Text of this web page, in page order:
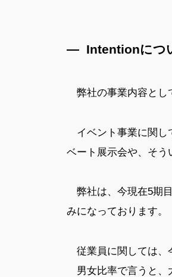
— Intentionにつ
弊社の事業内容とし
イベント事業に関し
ベート展示会や、そう
弊社は、今現在5期
みになっております。
従業員に関しては、
男女比率で言うと、